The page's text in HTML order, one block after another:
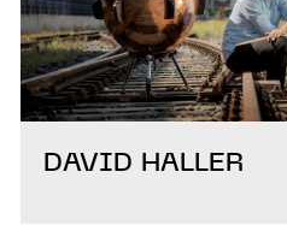
DAVID HALLER